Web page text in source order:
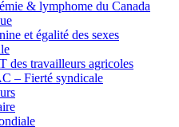
& lymphome du Canada
et égalité des sexes
travailleurs agricoles
– Fierté syndicale